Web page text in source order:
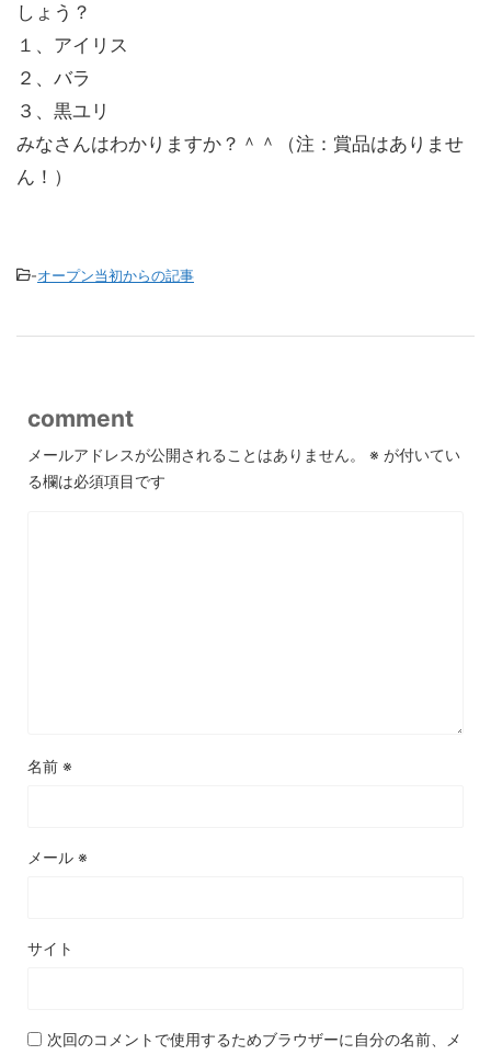
しょう？
１、アイリス
２、バラ
３、黒ユリ
みなさんはわかりますか？＾＾（注：賞品はありませ
ん！）
-オープン当初からの記事
comment
メールアドレスが公開されることはありません。 ※ が付いてい
る欄は必須項目です
名前 ※
メール ※
サイト
次回のコメントで使用するためブラウザーに自分の名前、メ